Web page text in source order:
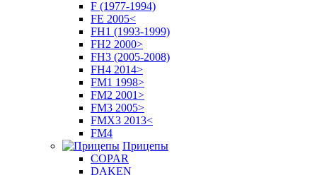
F (1977-1994)
FE 2005<
FH1 (1993-1999)
FH2 2000>
FH3 (2005-2008)
FH4 2014>
FM1 1998>
FM2 2001>
FM3 2005>
FMX3 2013<
FM4
Прицепы
COPAR
DAKEN